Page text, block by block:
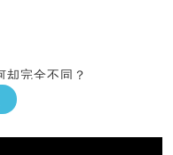
何却完全不同？